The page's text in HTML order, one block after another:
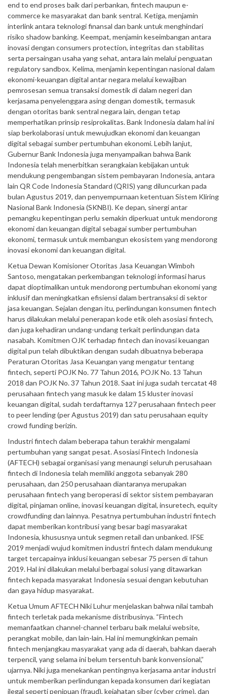
end to end proses baik dari perbankan, fintech maupun e-
commerce ke masyarakat dan bank sentral. Ketiga, menjamin
interlink antara teknologi finansal dan bank untuk menghindari
risiko shadow banking. Keempat, menjamin keseimbangan antara
inovasi dengan consumers protection, integritas dan stabilitas
serta persaingan usaha yang sehat, antara lain melalui penguatan
regulatory sandbox. Kelima, menjamin kepentingan nasional dalam
ekonomi-keuangan digital antar negara melalui kewajiban
pemrosesan semua transaksi domestik di dalam negeri dan
kerjasama penyelenggara asing dengan domestik, termasuk
dengan otoritas bank sentral negara lain, dengan tetap
memperhatikan prinsip resiprokalitas. Bank Indonesia dalam hal ini
siap berkolaborasi untuk mewujudkan ekonomi dan keuangan
digital sebagai sumber pertumbuhan ekonomi. Lebih lanjut,
Gubernur Bank Indonesia juga menyampaikan bahwa Bank
Indonesia telah menerbitkan serangkaian kebijakan untuk
mendukung pengembangan sistem pembayaran Indonesia, antara
lain QR Code Indonesia Standard (QRIS) yang diluncurkan pada
bulan Agustus 2019, dan penyempurnaan ketentuan Sistem Kliring
Nasional Bank Indonesia (SKNBI). Ke depan, sinergi antar
pemangku kepentingan perlu semakin diperkuat untuk mendorong
ekonomi dan keuangan digital sebagai sumber pertumbuhan
ekonomi, termasuk untuk membangun ekosistem yang mendorong
inovasi ekonomi dan keuangan digital.
Ketua Dewan Komisioner Otoritas Jasa Keuangan Wimboh
Santoso, mengatakan perkembangan teknologi informasi harus
dapat dioptimalikan untuk mendorong pertumbuhan ekonomi yang
inklusif dan meningkatkan efisiensi dalam bertransaksi di sektor
jasa keuangan. Sejalan dengan itu, perlindungan konsumen fintech
harus dilakukan melalui penerapan kode etik oleh asosiasi fintech,
dan juga kehadiran undang-undang terkait perlindungan data
nasabah. Komitmen OJK terhadap fintech dan inovasi keuangan
digital pun telah dibuktikan dengan sudah dibuatnya beberapa
Peraturan Otoritas Jasa Keuangan yang mengatur tentang
fintech, seperti POJK No. 77 Tahun 2016, POJK No. 13 Tahun
2018 dan POJK No. 37 Tahun 2018. Saat ini juga sudah tercatat 48
perusahaan fintech yang masuk ke dalam 15 kluster inovasi
keuangan digital, sudah terdaftarnya 127 perusahaan fintech peer
to peer lending (per Agustus 2019) dan satu perusahaan equity
crowd funding berizin.
Industri fintech dalam beberapa tahun terakhir mengalami
pertumbuhan yang sangat pesat. Asosiasi Fintech Indonesia
(AFTECH) sebagai organisasi yang menaungi seluruh perusahaan
fintech di Indonesia telah memiliki anggota sebanyak 280
perusahaan, dan 250 perusahaan diantaranya merupakan
perusahaan fintech yang beroperasi di sektor sistem pembayaran
digital, pinjaman online, inovasi keuangan digital, insuretech, equity
crowdfunding dan lainnya. Pesatnya pertumbuhan industri fintech
dapat memberikan kontribusi yang besar bagi masyarakat
Indonesia, khususnya untuk segmen retail dan unbanked. IFSE
2019 menjadi wujud komitmen industri fintech dalam mendukung
target tercapainya inklusi keuangan sebesar 75 persen di tahun
2019. Hal ini dilakukan melalui berbagai solusi yang ditawarkan
fintech kepada masyarakat Indonesia sesuai dengan kebutuhan
dan gaya hidup masyarakat.
Ketua Umum AFTECH Niki Luhur menjelaskan bahwa nilai tambah
fintech terletak pada mekanisme distribusinya. “Fintech
memanfaatkan channel-channel terbaru baik melalui website,
perangkat mobile, dan lain-lain. Hal ini memungkinkan pemain
fintech menjangkau masyarakat yang ada di daerah, bahkan daerah
terpencil, yang selama ini belum tersentuh bank konvensional,”
ujarnya. Niki juga menekankan pentingnya kerjasama antar industri
untuk memberikan perlindungan kepada konsumen dari kegiatan
ilegal seperti penipuan (fraud), kejahatan siber (cyber crime), dan